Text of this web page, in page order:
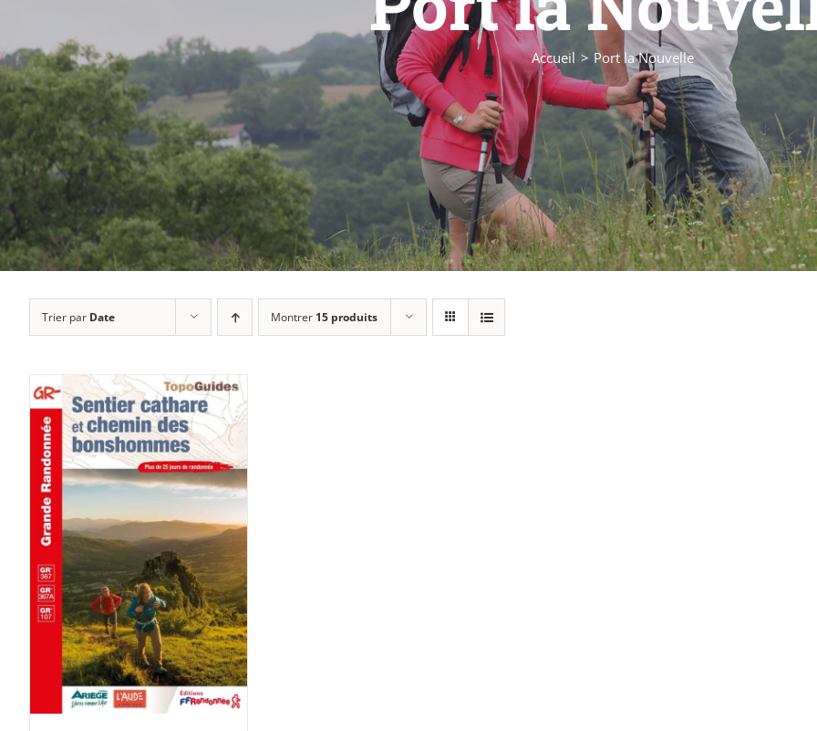
Accueil Port la Nouvelle
Trier par Date Montrer 15 produits
ACHETER LE PRODUIT
/
DÉTAILS